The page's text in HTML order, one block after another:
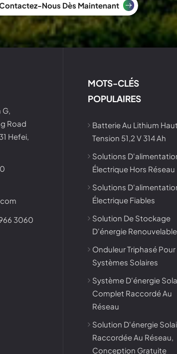
Nous Dès Maintenant
G,
Road
Hefei,
3060
MOTS-CLÉS
POPULAIRES
Batterie Au Lithium
Tension 51,2 V 314 Ah
Solutions
Électrique Hors Réseau
Solutions
Électrique Fiables
Solution De Stockage
D'énergie Renouvelable
Onduleur Triphasé Pour
Systèmes Solaires
Système D'énergie
Complet Raccordé Au
Réseau
Solution D'énergie
Raccordée Au Réseau,
Conception Gratuite